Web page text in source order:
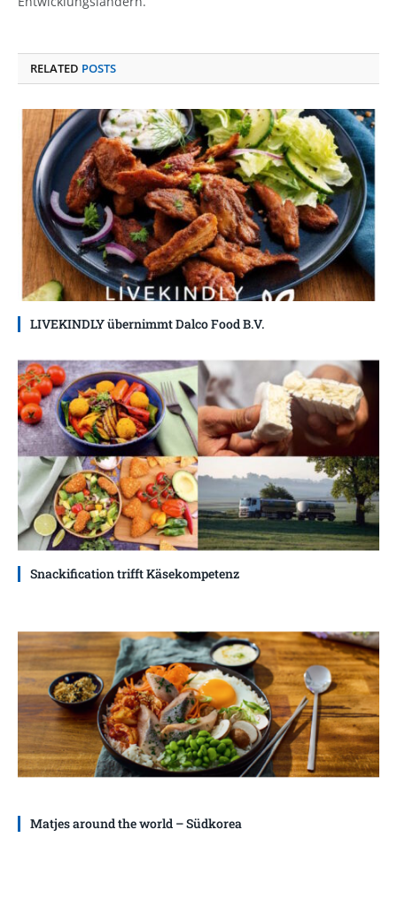
RELATED POSTS
LIVEKINDLY übernimmt Dalco Food B.V.
Snackification trifft Käsekompetenz
Matjes around the world – Südkorea